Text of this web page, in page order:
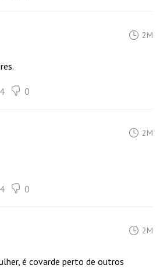
2M
4 0
2M
4 0
2M
é covarde perto de outros